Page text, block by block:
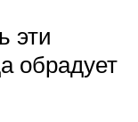
эти
обрадует